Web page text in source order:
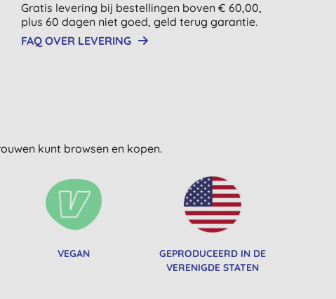
Gratis levering bij bestellingen boven € 60,00,
plus 60 dagen niet goed, geld terug garantie.
FAQ OVER LEVERING
kunt browsen en kopen.
VEGAN
GEPRODUCEERD IN DE
VERENIGDE STATEN